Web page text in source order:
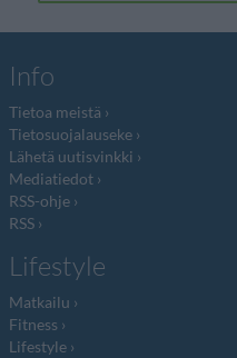
Info
Tietoa meistä
Tietosuojalauseke
Lähetä uutisvinkki
Mediatiedot
RSS-ohje
RSS
Lifestyle
Matkailu
Fitness
Lifestyle